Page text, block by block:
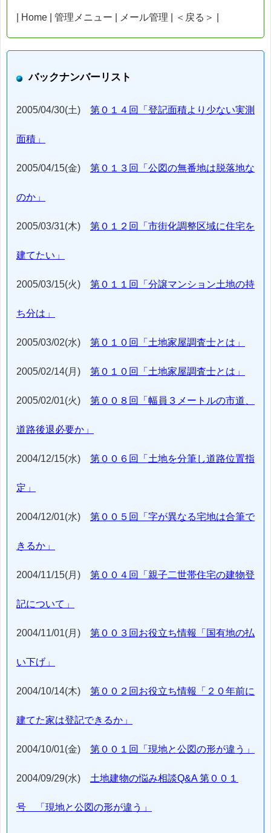
| Home | 管理メニュー | メール管理 | ＜戻る＞ |
バックナンバーリスト
2005/04/30(土) 第０１４回「登記面積より少ない実測
面積」
2005/04/15(金) 第０１３回「公図の無番地は脱落地な
のか」
2005/03/31(木) 第０１２回「市街化調整区域に住宅を
建てたい」
2005/03/15(火) 第０１１回「分譲マンション土地の持
ち分は」
2005/03/02(水) 第０１０回「土地家屋調査士とは」
2005/02/14(月) 第０１０回「土地家屋調査士とは」
2005/02/01(火) 第００８回「幅員３メートルの市道、
道路後退必要か」
2004/12/15(水) 第００６回「土地を分筆し道路位置指
定」
2004/12/01(水) 第００５回「字が異なる宅地は合筆で
きるか」
2004/11/15(月) 第００４回「親子二世帯住宅の建物登
記について」
2004/11/01(月) 第００３回お役立ち情報「国有地の払
い下げ」
2004/10/14(木) 第００２回お役立ち情報「２０年前に
建てた家は登記できるか」
2004/10/01(金) 第００１回「現地と公図の形が違う」
2004/09/29(水) 土地建物の悩み相談Q&A 第００１
号 「現地と公図の形が違う」